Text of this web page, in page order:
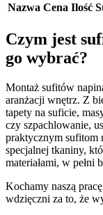
Nazwa Cena Ilość
Czym jest
go wybrać?
Montaż sufitów
aranżacji wnętrz. Z
tapety na suficie,
czy szpachlowanie,
praktycznym sufitom
specjalnej tkaniny,
materiałami, w pełni
Kochamy naszą
wdzięczni za to, że